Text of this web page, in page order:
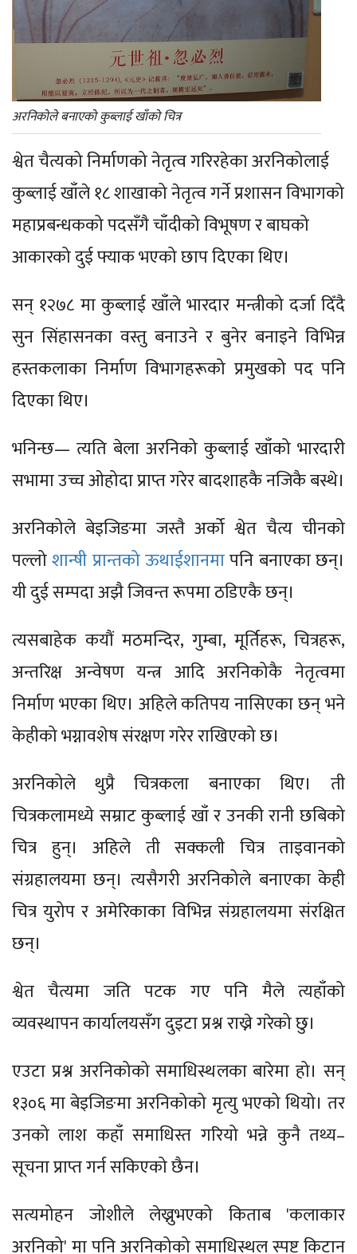
अरनिकोले बनाएको कुब्लाई खाँको चित्र
श्वेत चैत्यको निर्माणको नेतृत्व गरिरहेका अरनिकोलाई
कुब्लाई खाँले १८ शाखाको नेतृत्व गर्ने प्रशासन विभागको
महाप्रबन्धकको पदसँगै चाँदीको विभूषण र बाघको
आकारको दुई फ्याक भएको छाप दिएका थिए।
सन् १२७८ मा कुब्लाई खाँले भारदार मन्त्रीको दर्जा दिँदै
सुन सिंहासनका वस्तु बनाउने र बुनेर बनाइने विभिन्न
हस्तकलाका निर्माण विभागहरूको प्रमुखको पद पनि
दिएका थिए।
भनिन्छ— त्यति बेला अरनिको कुब्लाई खाँको भारदारी
सभामा उच्च ओहोदा प्राप्त गरेर बादशाहकै नजिकै बस्थे।
अरनिकोले बेइजिङमा जस्तै अर्को श्वेत चैत्य चीनको
पल्लोशान्षी प्रान्तको ऊथाईशानमापनि बनाएका छन्।
यी दुई सम्पदा अझै जिवन्त रूपमा ठडिएकै छन्।
त्यसबाहेक कयौं मठमन्दिर, गुम्बा, मूर्तिहरू, चित्रहरू,
अन्तरिक्ष अन्वेषण यन्त्र आदि अरनिकोकै नेतृत्वमा
निर्माण भएका थिए। अहिले कतिपय नासिएका छन् भने
केहीको भग्नावशेष संरक्षण गरेर राखिएको छ।
अरनिकोले थुप्रै चित्रकला बनाएका थिए। ती
चित्रकलामध्ये सम्राट कुब्लाई खाँ र उनकी रानी छबिको
चित्र हुन्। अहिले ती सक्कली चित्र ताइवानको
संग्रहालयमा छन्। त्यसैगरी अरनिकोले बनाएका केही
चित्र युरोप र अमेरिकाका विभिन्न संग्रहालयमा संरक्षित
छन्।
श्वेत चैत्यमा जति पटक गए पनि मैले त्यहाँको
व्यवस्थापन कार्यालयसँग दुइटा प्रश्न राख्ने गरेको छु।
एउटा प्रश्न अरनिकोको समाधिस्थलका बारेमा हो। सन्
१३०६ मा बेइजिङमा अरनिकोको मृत्यु भएको थियो। तर
उनको लाश कहाँ समाधिस्त गरियो भन्ने कुनै तथ्य–
सूचना प्राप्त गर्न सकिएको छैन।
सत्यमोहन जोशीले लेख्नुभएको किताब 'कलाकार
अरनिको' मा पनि अरनिकोको समाधिस्थल स्पष्ट किटान